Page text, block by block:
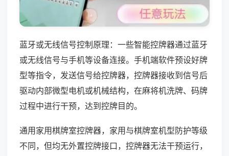
蓝牙或无线信号控制原理：一些智能控牌器通过蓝牙
或无线信号与手机等设备连接。手机端软件预设好牌
型等指令，发送信号给控牌器，控牌器接收到信号后
驱动内部微型电机或机械结构，在麻将机洗牌、码牌
过程中进行干预，达到控牌目的。
通用家用棋牌室控牌器，家用与棋牌室机型防护等级
不同，但均无外置控牌接口，控牌器无法干预运行，